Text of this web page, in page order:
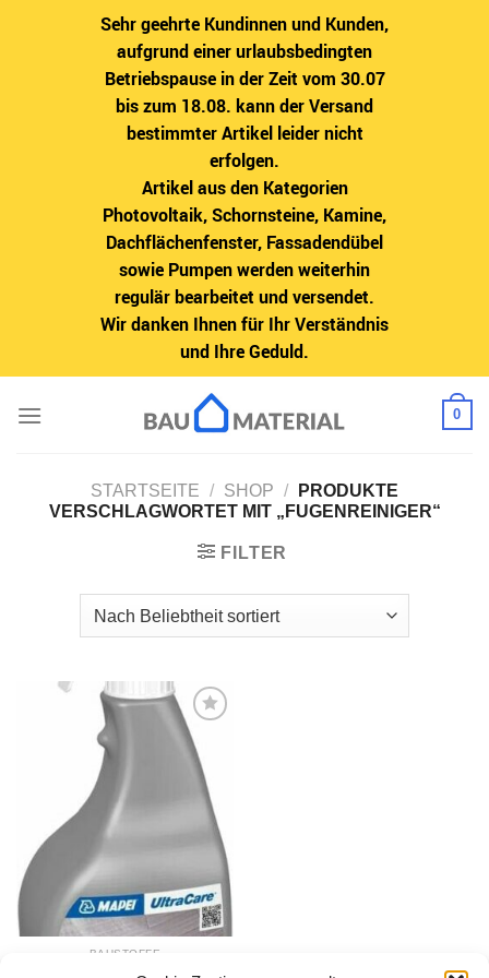
Sehr geehrte Kundinnen und Kunden,
aufgrund einer urlaubsbedingten
Betriebspause in der Zeit vom 30.07
bis zum 18.08. kann der Versand
bestimmter Artikel leider nicht
erfolgen.
Artikel aus den Kategorien
Photovoltaik, Schornsteine, Kamine,
Dachflächenfenster, Fassadendübel
sowie Pumpen werden weiterhin
regulär bearbeitet und versendet.
Wir danken Ihnen für Ihr Verständnis
und Ihre Geduld.
Inhalt
0
STARTSEITE / SHOP /
PRODUKTE
VERSCHLAGWORTET MIT „FUGENREINIGER“
FILTER
Zur
Wunschliste
hinzufügen
BAUSTOFFE
Mapei UltraCare Kerapoxy